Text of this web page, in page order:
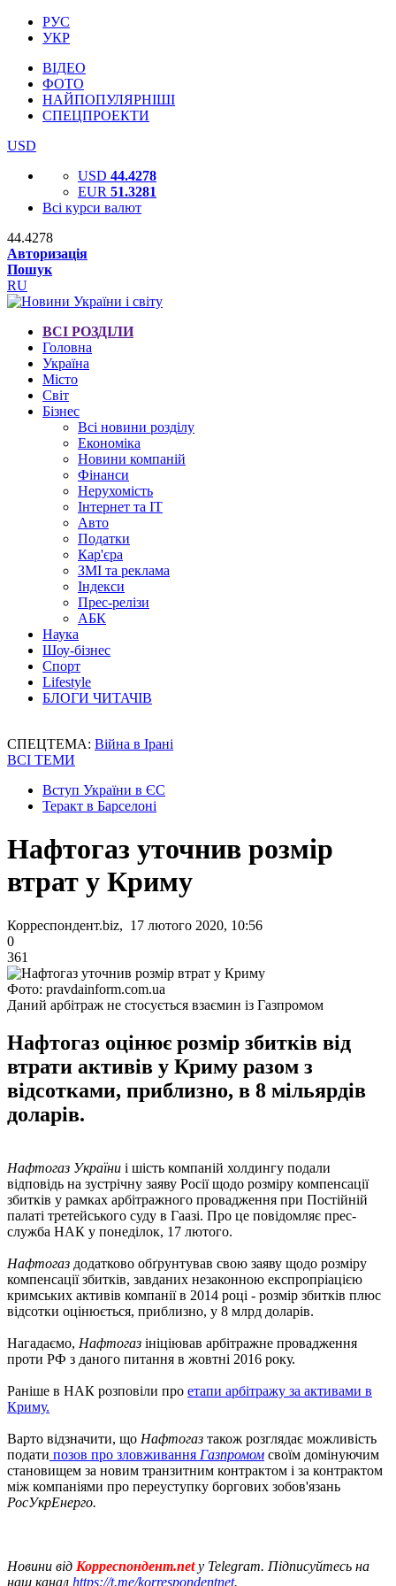
РУС
УКР
ВІДЕО
ФОТО
НАЙПОПУЛЯРНІШІ
СПЕЦПРОЕКТИ
USD
USD 44.4278
EUR 51.3281
Всі курси валют
44.4278
Авторизація
Пошук
RU
ВСІ РОЗДІЛИ
Головна
Україна
Місто
Світ
Бізнес
Всі новини розділу
Економіка
Новини компаній
Фінанси
Нерухомість
Інтернет та IT
Авто
Податки
Кар'єра
ЗМІ та реклама
Індекси
Прес-релізи
АБК
Наука
Шоу-бізнес
Спорт
Lifestyle
БЛОГИ ЧИТАЧІВ
СПЕЦТЕМА: Війна в Ірані
ВСІ ТЕМИ
Вступ України в ЄС
Теракт в Барселоні
Нафтогаз уточнив розмір
втрат у Криму
Корреспондент.biz, 17 лютого 2020, 10:56
0
361
Фото: pravdainform.com.ua
Даний арбітраж не стосується взаємин із Газпромом
Нафтогаз оцінює розмір збитків від
втрати активів у Криму разом з
відсотками, приблизно, в 8 мільярдів
доларів.
Нафтогаз України і шість компаній холдингу подали
відповідь на зустрічну заяву Росії щодо розміру компенсації
збитків у рамках арбітражного провадження при Постійній
палаті третейського суду в Гаазі. Про це повідомляє прес-
служба НАК у понеділок, 17 лютого.
Нафтогаз додатково обґрунтував свою заяву щодо розміру
компенсації збитків, завданих незаконною експропріацією
кримських активів компанії в 2014 році - розмір збитків плюс
відсотки оцінюється, приблизно, у 8 млрд доларів.
Нагадаємо, Нафтогаз ініціював арбітражне провадження
проти РФ з даного питання в жовтні 2016 року.
Раніше в НАК розповіли про етапи арбітражу за активами в
Криму.
Варто відзначити, що Нафтогаз також розглядає можливість
подати позов про зловживання Газпромом своїм домінуючим
становищем за новим транзитним контрактом і за контрактом
між компаніями про переуступку боргових зобов'язань
РосУкрЕнерго.
Новини від Корреспондент.net у Telegram. Підписуйтесь на
наш канал https://t.me/korrespondentnet.